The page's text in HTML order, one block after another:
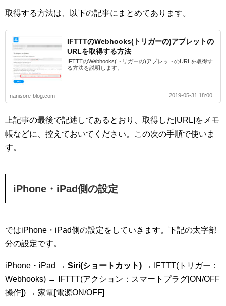
取得する方法は、以下の記事にまとめてあります。
IFTTTのWebhooks(トリガーの)アプレットの
URLを取得する方法
IFTTTのWebhooks(トリガーの)アプレットのURLを取得す
る方法を説明します。
nanisore-blog.com 2019-05-31 18:00
上記事の最後で記述してあるとおり、取得した[URL]をメモ
帳などに、控えておいてください。この次の手順で使いま
す。
iPhone・iPad側の設定
ではiPhone・iPad側の設定をしていきます。下記の太字部
分の設定です。
iPhone・iPad → Siri(ショートカット) →
IFTTT(トリガー：
Webhooks) → IFTTT(アクション：スマートプラグ[ON/OFF
操作]) → 家電[電源ON/OFF]